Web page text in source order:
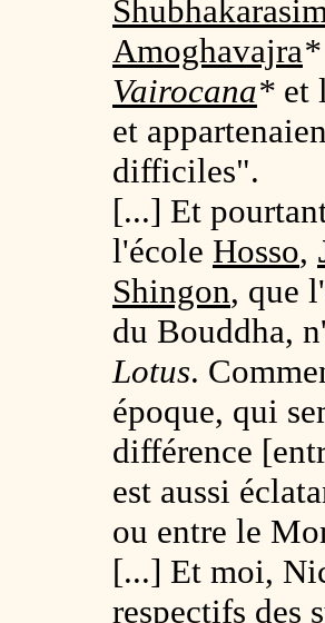
Amoghavajra*
Vairocana* et
et
difficiles".
[...] Et
l'école Hosso,
Shingon, que
du Bouddha,
Lotus.
époque, qui
différence
est aussi
ou entre le
[...] Et moi,
respectifs des